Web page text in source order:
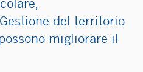
del territorio
migliorare il